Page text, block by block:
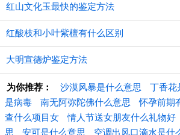
红山文化玉最快的鉴定方法
红酸枝和小叶紫檀有什么区别
大明宣德炉鉴定方法
为你推荐： 沙漠风暴是什么意思 丁香花
是病毒
南无阿弥陀佛什么意思 怀孕前期
查什么项目女
情人节送女朋友什么礼物好
思
安可是什么意思 空调出风口滴水是什